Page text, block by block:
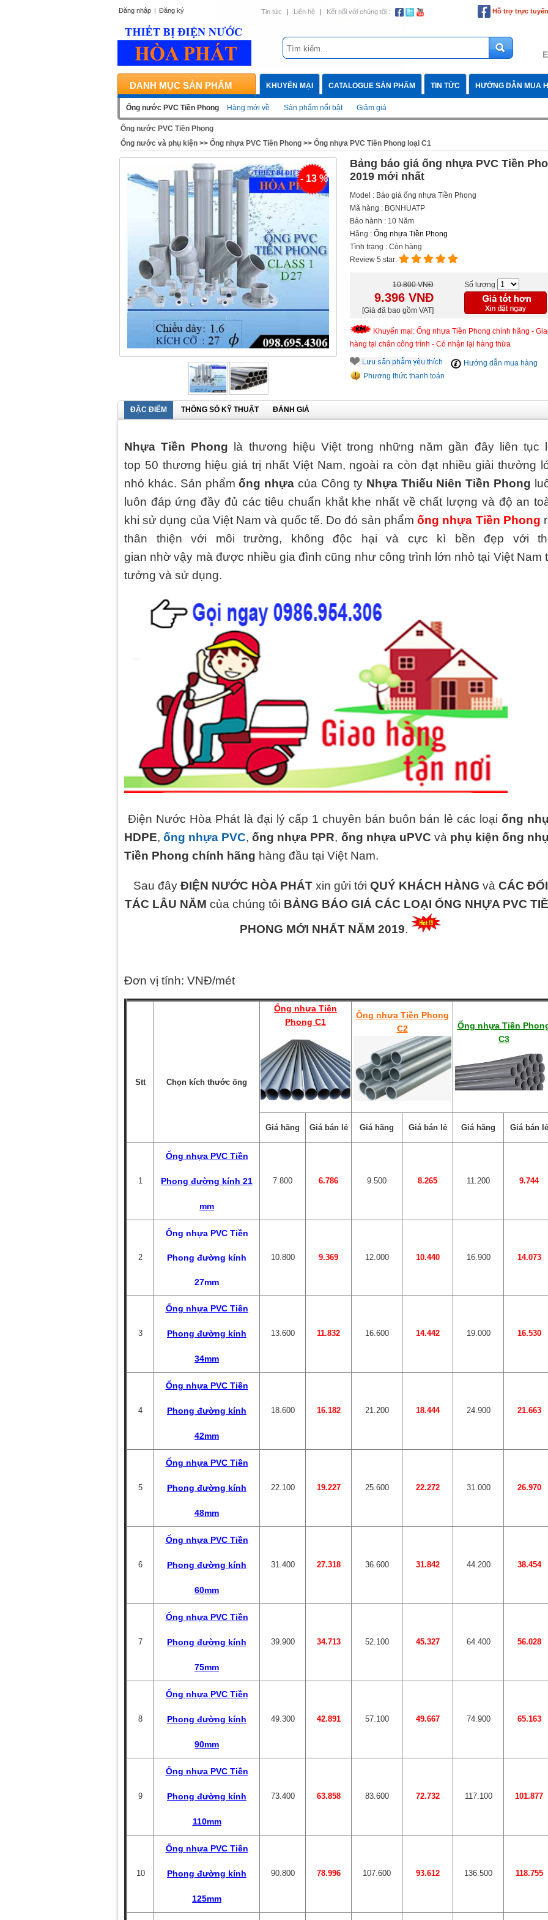
Đăng nhập | Đăng ký Tin tức | Liên hệ | Kết nối với chúng tôi : Hỗ trợ trực tuyến
DANH MỤC SẢN PHẨM KHUYẾN MẠI CATALOGUE SẢN PHẨM TIN TỨC HƯỚNG DẪN MUA
Ống nước PVC Tiền Phong Hàng mới về Sản phẩm nổi bật Giảm giá
Ống nước PVC Tiền Phong
Ống nước và phụ kiện >> Ống nhựa PVC Tiền Phong >> Ống nhựa PVC Tiền Phong loại C1
- 13 %
Bảng báo giá ống nhựa PVC Tiền
2019 mới nhất
Model : Báo giá ống nhựa Tiền Phong
Mã hàng : BGNHUATP
Bảo hành : 10 Năm
Hãng : Ống nhựa Tiền Phong
Tình trạng : Còn hàng
Review 5 star:
10.800 VNĐ
9.396 VNĐ
[Giá đã bao gồm VAT]
Số lượng
Khuyến mại: Ống nhựa Tiền Phong chính hãng -
hàng tại chân công trình - Có nhận lại hàng thừa
Hướng dẫn mua hàng
Phương thức thanh toán
ĐẶC ĐIỂM THÔNG SỐ KỸ THUẬT ĐÁNH GIÁ
Nhựa Tiền Phong là thương hiệu Việt trong những năm gần đây liên tục
top 50 thương hiệu giá trị nhất Việt Nam, ngoài ra còn đạt nhiều giải thưởng
nhỏ khác. Sản phẩmống nhựa của Công ty Nhựa Thiếu Niên Tiền Phong
luôn đáp ứng đầy đủ các tiêu chuẩn khắt khe nhất về chất lượng và độ an
khi sử dụng của Việt Nam và quốc tế. Do đó sản phẩmống nhựa Tiền Phong
thân thiện với môi trường, không độc hại và cực kì bền đẹp với
gian nhờ vậy mà được nhiều gia đình cũng như công trình lớn nhỏ tại Việt Nam
tưởng và sử dụng.
Điện Nước Hòa Phát là đại lý cấp 1 chuyên bán buôn bán lẻ các loại ống
HDPE,ống nhựa PVC,ống nhựa PPR, ống nhựa uPVC và phụ kiện ống
Tiền Phong chính hãng hàng đầu tại Việt Nam.
Sau đây ĐIỆN NƯỚC HÒA PHÁT xin gửi tới QUÝ KHÁCH HÀNG và CÁC ĐỐI
TÁC LÂU NĂM của chúng tôi BẢNG BÁO GIÁ CÁC LOẠI ỐNG NHỰA PVC
PHONG MỚI NHẤT NĂM 2019.
Đơn vị tính: VNĐ/mét
Stt Chọn kích thước ống
Ống nhựa Tiền
Phong C1
Ống nhựa Tiền Phong
C2
Ống nhựa Tiền
C3
Giá hãng Giá bán lẻ Giá hãng Giá bán lẻ Giá hãng Giá bán lẻ
1
Ống nhựa PVC Tiền
Phong đường kính 21
mm
7.800 6.786 9.500 8.265 11.200 9.744
2
Ống nhựa PVC Tiền
Phong đường kính
27mm
10.800 9.369 12.000 10.440 16.900 14.073
3
Ống nhựa PVC Tiền
Phong đường kính
34mm
13.600 11.832 16.600 14.442 19.000 16.530
4
Ống nhựa PVC Tiền
Phong đường kính
42mm
18.600 16.182 21.200 18.444 24.900 21.663
5
Ống nhựa PVC Tiền
Phong đường kính
48mm
22.100 19.227 25.600 22.272 31.000 26.970
6
Ống nhựa PVC Tiền
Phong đường kính
60mm
31.400 27.318 36.600 31.842 44.200 38.454
7
Ống nhựa PVC Tiền
Phong đường kính
75mm
39.900 34.713 52.100 45.327 64.400 56.028
8
Ống nhựa PVC Tiền
Phong đường kính
90mm
49.300 42.891 57.100 49.667 74.900 65.163
9
Ống nhựa PVC Tiền
Phong đường kính
110mm
73.400 63.858 83.600 72.732 117.100 101.877
10
Ống nhựa PVC Tiền
Phong đường kính
125mm
90.800 78.996 107.600 93.612 136.500 118.755